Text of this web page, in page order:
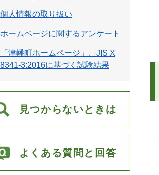
個人情報の取り扱い
ホームページに関するアンケート
「津幡町ホームページ」、JIS X
8341-3:2016に基づく試験結果
見つからないときは
よくある質問と回答